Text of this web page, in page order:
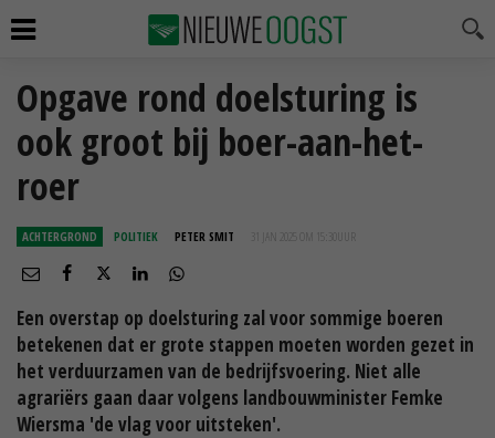
Opgave rond doelsturing is
ook groot bij boer-aan-het-
roer
ACHTERGROND POLITIEK PETER SMIT 31 JAN 2025 OM 15:30
Een overstap op doelsturing zal voor sommige boeren
betekenen dat er grote stappen moeten worden gezet in
het verduurzamen van de bedrijfsvoering. Niet alle
agrariërs gaan daar volgens landbouwminister Femke
Wiersma 'de vlag voor uitsteken'.